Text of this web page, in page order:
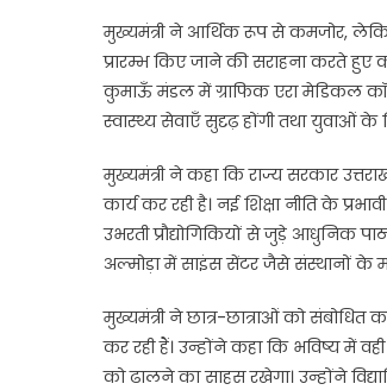
मुख्यमंत्री ने आर्थिक रूप से कमजोर, लेकिन
प्रारम्भ किए जाने की सराहना करते
कुमाऊँ मंडल में ग्राफिक एरा मेडिकल
स्वास्थ्य सेवाएँ सुदृढ़ होंगी तथा युवाओं
मुख्यमंत्री ने कहा कि राज्य सरकार
कार्य कर रही है। नई शिक्षा नीति के
उभरती प्रौद्योगिकियों से जुड़े आधुनिक
अल्मोड़ा में साइंस सेंटर जैसे संस्थानों के
मुख्यमंत्री ने छात्र-छात्राओं को
कर रही हैं। उन्होंने कहा कि भविष्य में
को ढालने का साहस रखेगा। उन्होंने